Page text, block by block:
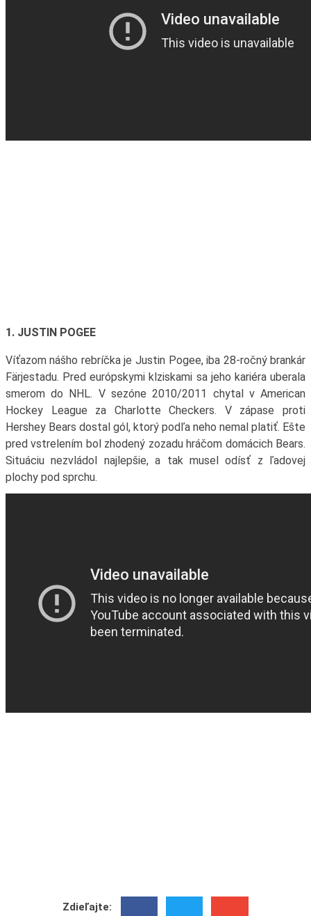
1. JUSTIN POGEE
Víťazom nášho rebríčka je Justin Pogee, iba 28-ročný brankár
Färjestadu. Pred európskymi klziskami sa jeho kariéra uberala
smerom do NHL. V sezóne 2010/2011 chytal v American
Hockey League za Charlotte Checkers. V zápase proti
Hershey Bears dostal gól, ktorý podľa neho nemal platiť. Ešte
pred vstrelením bol zhodený zozadu hráčom domácich Bears.
Situáciu nezvládol najlepšie, a tak musel odísť z ľadovej
plochy pod sprchu.
Zdieľajte: